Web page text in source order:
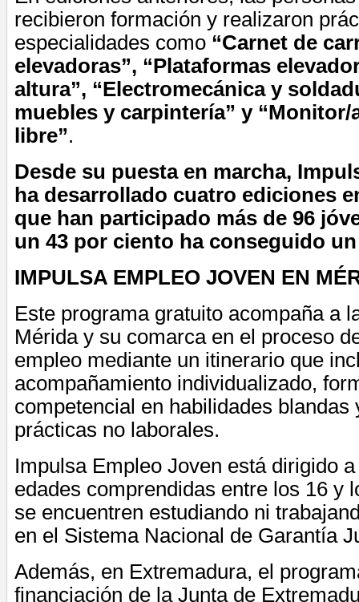
recibieron formación y realizaron
especialidades como “Carnet de
elevadoras”, “Plataformas
altura”, “Electromecánica y
muebles y carpintería” y
libre”.
Desde su puesta en marcha,
ha desarrollado cuatro ediciones
que han participado más de 96
un 43 por ciento ha conseguido
IMPULSA EMPLEO JOVEN EN
Este programa gratuito acompaña a
Mérida y su comarca en el proceso
empleo mediante un itinerario que
acompañamiento individualizado,
competencial en habilidades blandas
prácticas no laborales.
Impulsa Empleo Joven está dirigido
edades comprendidas entre los 16 y
se encuentren estudiando ni
en el Sistema Nacional de Garantía
Además, en Extremadura, el
financiación de la Junta de